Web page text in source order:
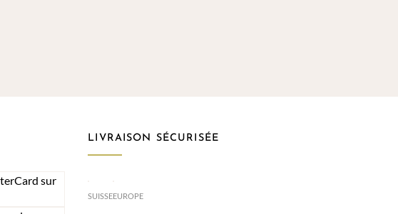
LIVRAISON SÉCURISÉE
SUISSEEUROPE